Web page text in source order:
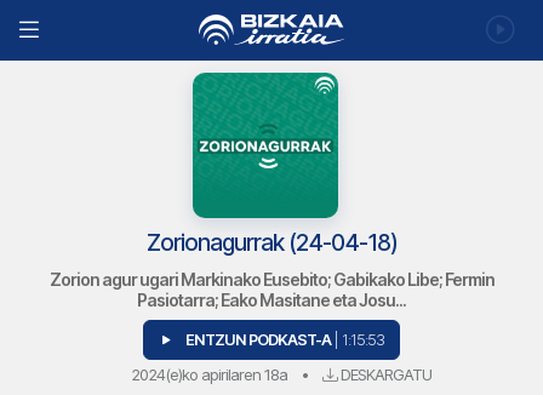
Zorionagurrak (24-04-18)
Zorion agur ugari Markinako Eusebito; Gabikako Libe; Fermin
Pasiotarra; Eako Masitane eta Josu...
ENTZUN PODKAST-A | 1:15:53
2024(e)ko apirilaren 18a • DESKARGATU